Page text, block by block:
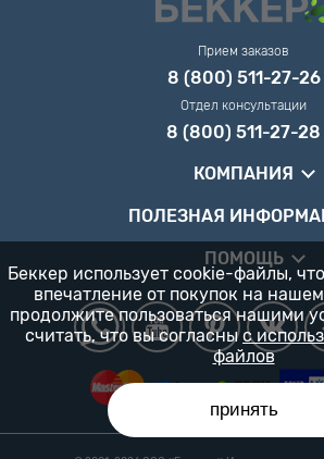
Прием заказов
8 (800) 511-27-26
Отдел консультации
8 (800) 511-27-28
КОМПАНИЯ
ПОЛЕЗНАЯ
ПОМОЩЬ
Беккер использует cookie-файлы,
впечатление от покупок на
продолжите пользоваться нашими
считать, что вы согласны с
файлов
принять